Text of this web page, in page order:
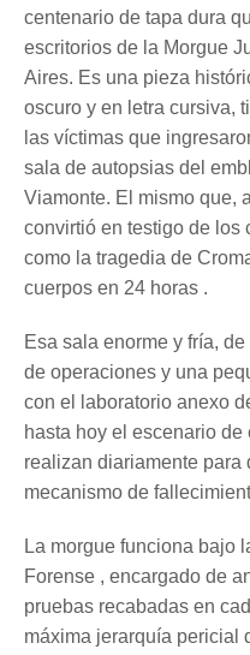
centenario de tapa dura
escritorios de la Morgue
Aires. Es una pieza
oscuro y en letra cursiva,
las víctimas que
sala de autopsias del
Viamonte. El mismo que,
convirtió en testigo de los
como la tragedia de
cuerpos en 24 horas .
Esa sala enorme y fría,
de operaciones y una
con el laboratorio anexo
hasta hoy el escenario
realizan diariamente para
mecanismo de
La morgue funciona bajo
Forense , encargado de
pruebas recabadas en
máxima jerarquía pericial